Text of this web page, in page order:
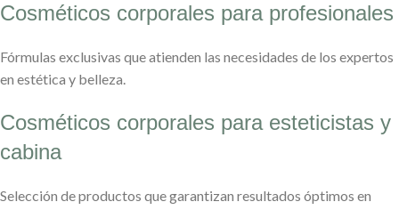
Cosméticos corporales para profesionales
Fórmulas exclusivas que atienden las necesidades de los expertos
en estética y belleza.
Cosméticos corporales para esteticistas y
cabina
Selección de productos que garantizan resultados óptimos en